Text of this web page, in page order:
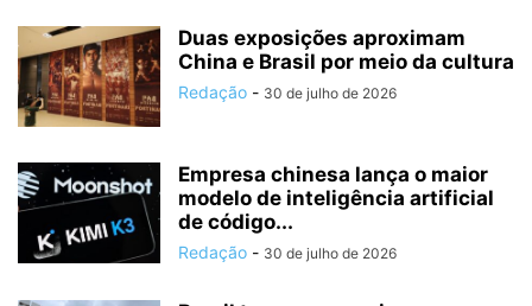
Duas exposições aproximam
China e Brasil por meio da cultura
Redação - 30 de julho de 2026
Empresa chinesa lança o maior
modelo de inteligência artificial
de código...
Redação - 30 de julho de 2026